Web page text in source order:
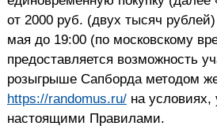
от 2000 руб. (двух тысяч
мая до 19:00 (по московскому
предоставляется возможность
розыгрыше Сапборда методом
https://randomus.ru/ на условиях,
настоящими Правилами.